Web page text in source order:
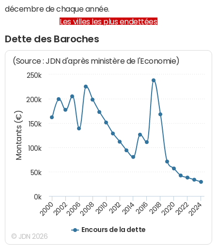
décembre de chaque année.
Les villes les plus endettées
Dette des Baroches
Montants (€)
(Source : JDN d'après ministère de l'Economie)
Encours de la dette
200020022006200820102012201420162018202020222024
0k
50k
100k
150k
200k
250k
© JDN 2026